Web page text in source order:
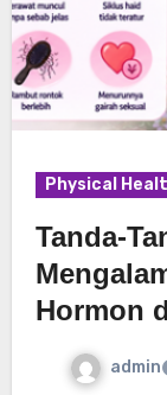
Physical
Tanda-
Hormon
admin